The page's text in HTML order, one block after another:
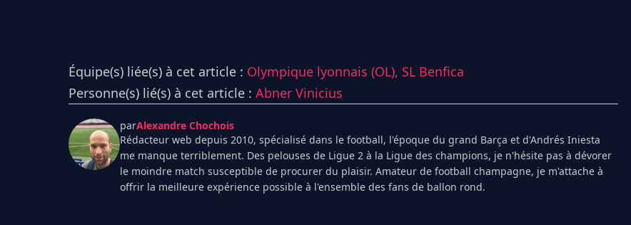
Équipe(s) liée(s) à cet article : Olympique lyonnais (OL), SL Benfica
Personne(s) lié(s) à cet article : Abner Vinicius
parAlexandre Chochois
Rédacteur web depuis 2010, spécialisé dans le football, l'époque du grand Barça et d'Andrés Iniesta
me manque terriblement. Des pelouses de Ligue 2 à la Ligue des champions, je n'hésite pas à dévorer
le moindre match susceptible de procurer du plaisir. Amateur de football champagne, je m'attache à
offrir la meilleure expérience possible à l'ensemble des fans de ballon rond.